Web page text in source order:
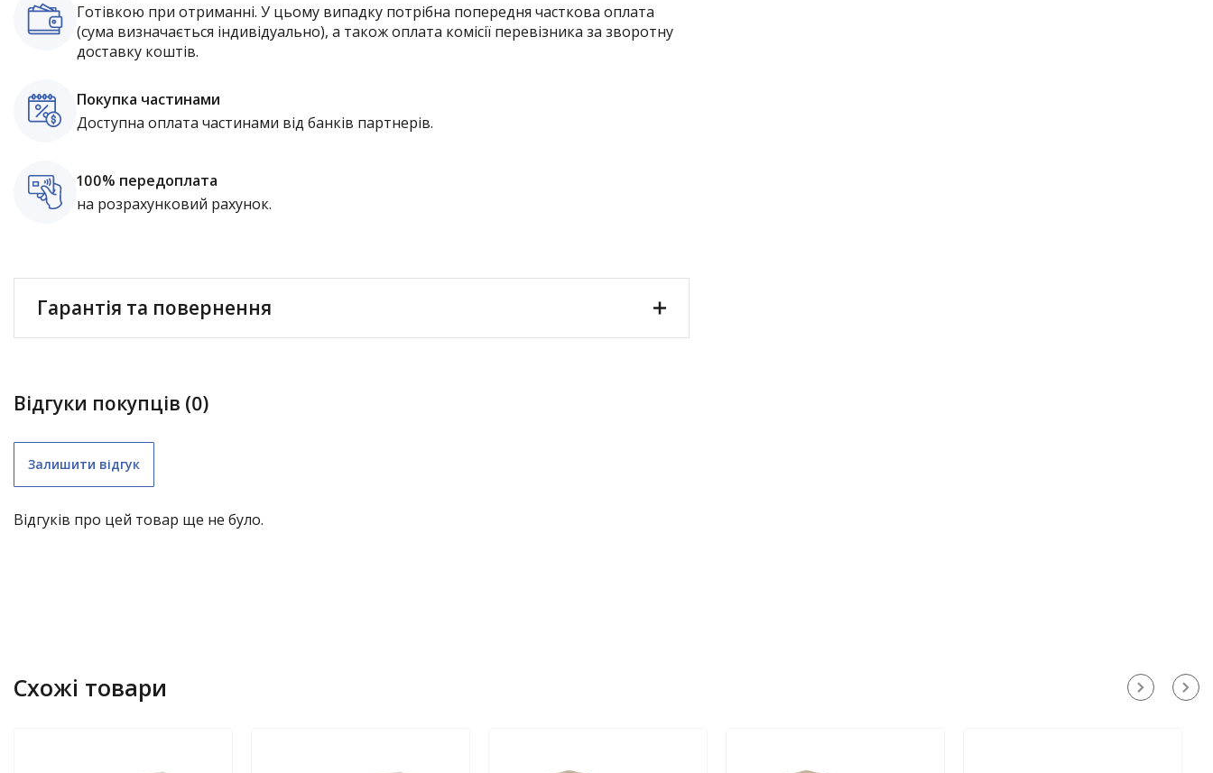
Готівкою при отриманні. У цьому випадку потрібна попередня часткова оплата
(сума визначається індивідуально), а також оплата комісії перевізника за зворотну
доставку коштів.
Покупка частинами
Доступна оплата частинами від банків партнерів.
100% передоплата
на розрахунковий рахунок.
Гарантія та повернення
складні меблі (крім «економ») – 1 рік;
Зріз заклепки;
Відгуки покупців (0)
Залишити відгук
Відгуків про цей товар ще не було.
Схожі товари